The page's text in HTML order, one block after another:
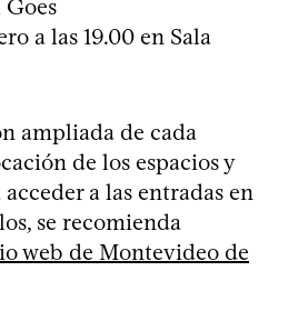
a las 19.00 en Sala
ampliada de cada
de los espacios y
a las entradas en
se recomienda
web de Montevideo de